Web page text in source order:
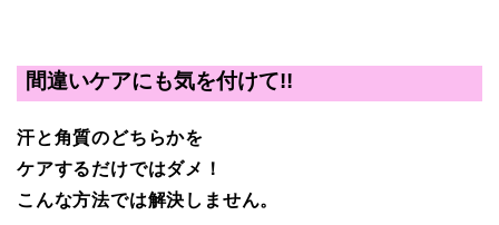
間違いケアにも気を付けて!!
汗と角質のどちらかを
ケアするだけではダメ！
こんな方法では解決しません。